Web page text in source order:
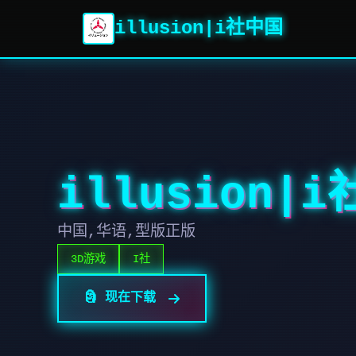
illusion|i社中国
illusion|i社
中国,华语,型版正版
3D游戏 I社
🗿 现在下载